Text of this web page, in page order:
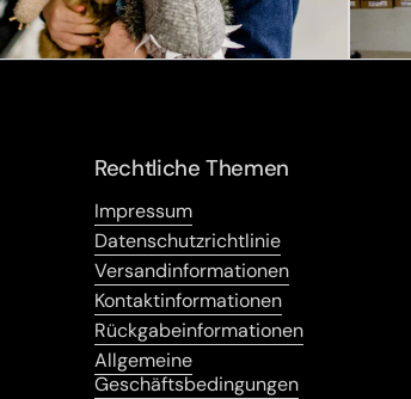
Rechtliche Themen
Impressum
Datenschutzrichtlinie
Versandinformationen
Kontaktinformationen
Rückgabeinformationen
Allgemeine
Geschäftsbedingungen